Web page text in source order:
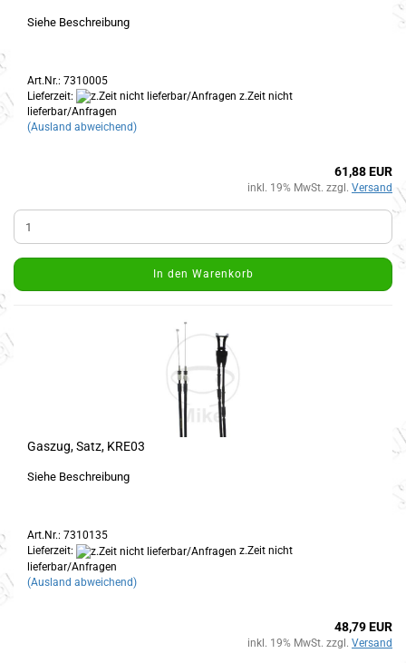
Siehe Beschreibung
Art.Nr.: 7310005
Lieferzeit:
z.Zeit nicht
lieferbar/Anfragen
(Ausland abweichend)
61,88 EUR
inkl. 19% MwSt. zzgl. Versand
In den Warenkorb
Gaszug, Satz, KRE03
Siehe Beschreibung
Art.Nr.: 7310135
Lieferzeit:
z.Zeit nicht
lieferbar/Anfragen
(Ausland abweichend)
48,79 EUR
inkl. 19% MwSt. zzgl. Versand